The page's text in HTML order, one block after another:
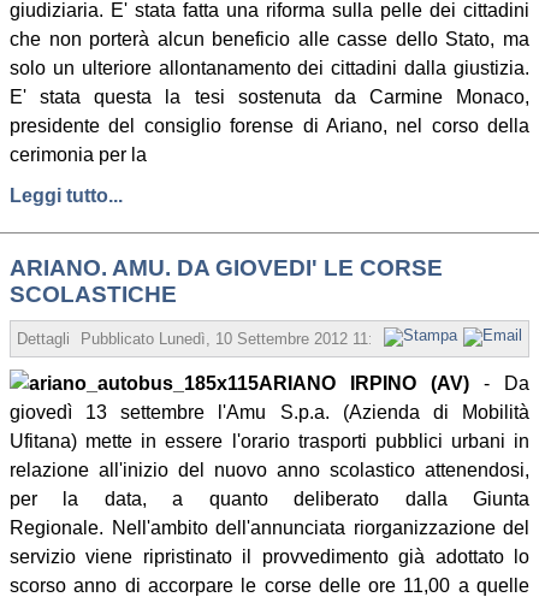
giudiziaria. E' stata fatta una riforma sulla pelle dei cittadini
che non porterà alcun beneficio alle casse dello Stato, ma
solo un ulteriore allontanamento dei cittadini dalla giustizia.
E' stata questa la tesi sostenuta da Carmine Monaco,
presidente del consiglio forense di Ariano, nel corso della
cerimonia per la
Leggi tutto...
ARIANO. AMU. DA GIOVEDI' LE CORSE
SCOLASTICHE
Dettagli Pubblicato Lunedì, 10 Settembre 2012 11:58 Scritto da
ARIANO IRPINO (AV) - Da
giovedì 13 settembre l'Amu S.p.a. (Azienda di Mobilità
Ufitana) mette in essere l'orario trasporti pubblici urbani in
relazione all'inizio del nuovo anno scolastico attenendosi,
per la data, a quanto deliberato dalla Giunta
Regionale. Nell'ambito dell'annunciata riorganizzazione del
servizio viene ripristinato il provvedimento già adottato lo
scorso anno di accorpare le corse delle ore 11,00 a quelle